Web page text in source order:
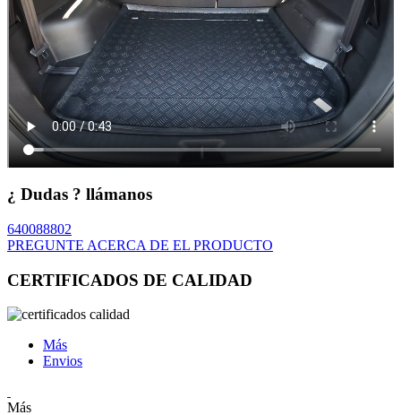
¿ Dudas ? llámanos
640088802
PREGUNTE ACERCA DE EL PRODUCTO
CERTIFICADOS DE CALIDAD
Más
Envios
Más